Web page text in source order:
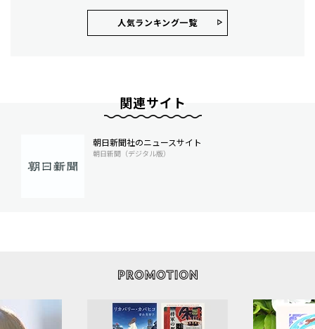
人気ランキング⼀覧
関連サイト
朝日新聞社のニュースサイト
朝日新聞（デジタル版）